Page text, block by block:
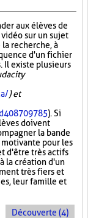
aux élèves de
sur un sujet
recherche, à
d'un fichier
Il existe plusieurs
) et
). Si
doivent
la bande
pour les
d'être très actifs
la création d'un
très fiers et
leur famille et
Découverte (4)